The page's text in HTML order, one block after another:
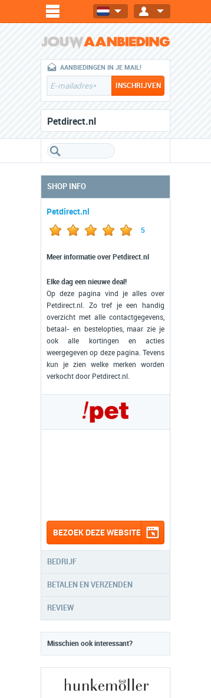
AANBIEDINGEN IN JE MAIL!
Petdirect.nl
SHOP INFO
Petdirect.nl
5
Meer informatie over Petdirect.nl
Elke dag een nieuwe deal!
Op deze pagina vind je alles over
Petdirect.nl. Zo tref je een handig
overzicht met alle contactgegevens,
betaal- en bestelopties, maar zie je
ook alle kortingen en acties
weergegeven op deze pagina. Tevens
kun je zien welke merken worden
verkocht door Petdirect.nl.
BEZOEK DEZE WEBSITE
BEDRIJF
BETALEN EN VERZENDEN
REVIEW
Misschien ook interessant?